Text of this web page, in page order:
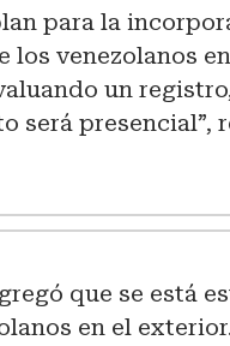
para la
los venezolanos
un
será presencial”,
que se está
en el